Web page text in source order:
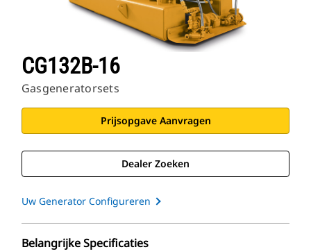
CG132B-16
Gasgeneratorsets
Prijsopgave Aanvragen
Dealer Zoeken
Uw Generator Configureren
Belangrijke Specificaties